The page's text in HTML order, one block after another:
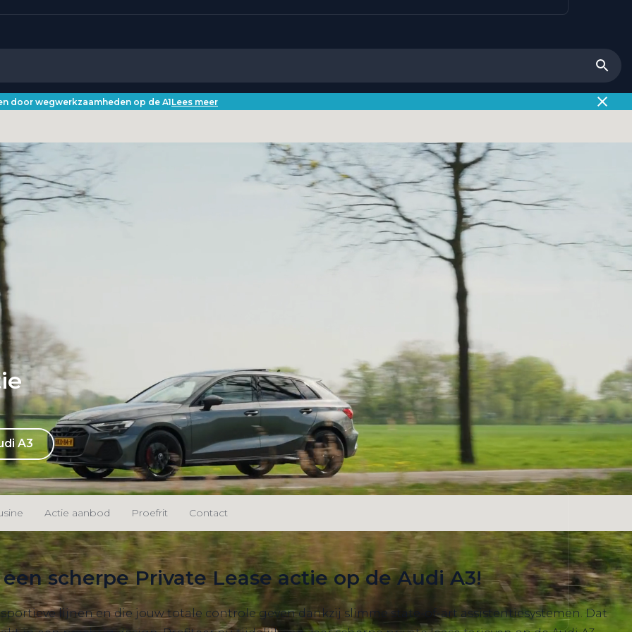
door wegwerkzaamheden op de A1Lees meer
A3
Actie aanbod Proefrit Contact
scherpe Private Lease actie op de Audi A3!
lijnen en die jouw totale controle geven dankzij slimme state-of-art assistentiesystemen. Dat